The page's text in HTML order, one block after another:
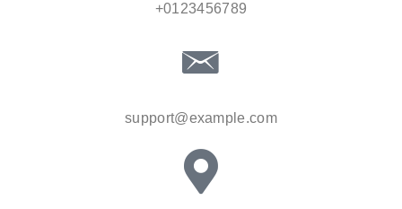
+0123456789
support@example.com